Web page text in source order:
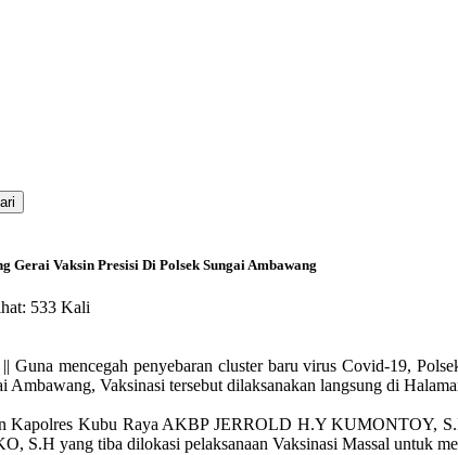
Gerai Vaksin Presisi Di Polsek Sungai Ambawang
533 Kali
Guna mencegah penyebaran cluster baru virus Covid-19,
Ambawang, Vaksinasi tersebut dilaksanakan langsung di
Kapolres Kubu Raya AKBP JERROLD H.Y KUMONTOY,
S.H yang tiba dilokasi pelaksanaan Vaksinasi Massal untuk